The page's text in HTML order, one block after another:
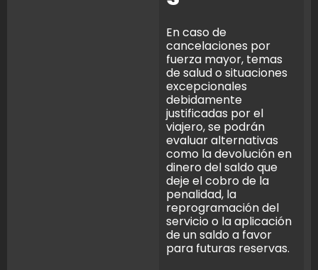
En caso de
cancelaciones por
fuerza mayor, temas
de salud o situaciones
excepcionales
debidamente
justificadas por el
viajero, se podrán
evaluar alternativas
como la devolución en
dinero del saldo que
deje el cobro de la
penalidad, la
reprogramación del
servicio o la aplicación
de un saldo a favor
para futuras reservas.